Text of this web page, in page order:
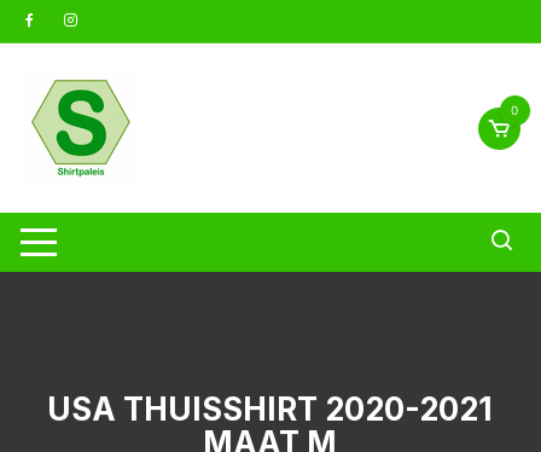
naar
0
USA THUISSHIRT 2020-2021
MAAT M